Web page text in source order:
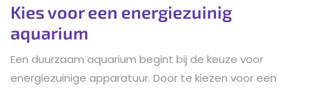
Kies voor een energiezuinig
aquarium
Een duurzaam aquarium begint bij de keuze voor
energiezuinige apparatuur. Door te kiezen voor een